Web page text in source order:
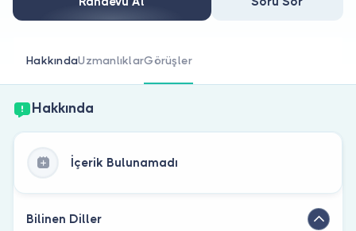
Doktor musunuz?
HakkındaUzmanlıklarGörüşler
Hakkında
İçerik Bulunamadı
Bilinen Diller